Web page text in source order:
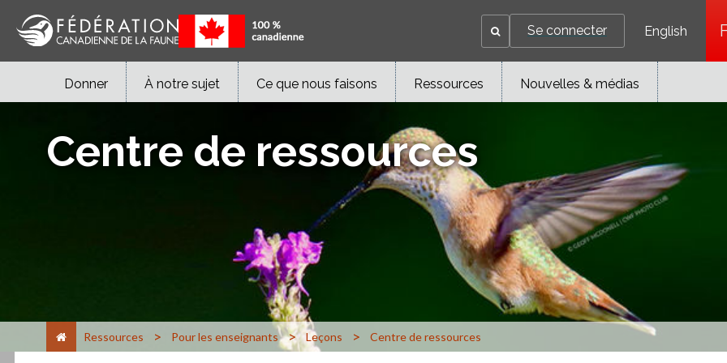
Se connecter English
Donner À notre sujet Ce que nous faisons Ressources Nouvelles & médias
Centre de ressources
Ressources > Pour les enseignants > Leçons > Centre de ressources